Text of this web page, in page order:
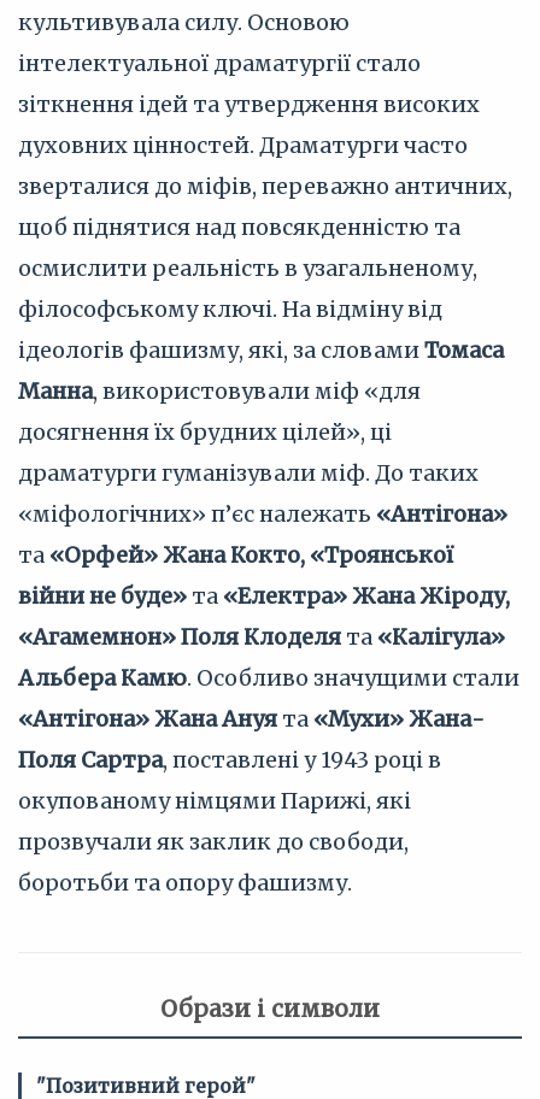
культивувала силу. Основою
інтелектуальної драматургії стало
зіткнення ідей та утвердження високих
духовних цінностей. Драматурги часто
зверталися до міфів, переважно античних,
щоб піднятися над повсякденністю та
осмислити реальність в узагальненому,
філософському ключі. На відміну від
ідеологів фашизму, які, за словамиТомаса
Манна, використовували міф «для
досягнення їх брудних цілей», ці
драматурги гуманізували міф. До таких
«міфологічних» п’єс належать «Антігона»
та «Орфей» Жана Кокто, «Троянської
війни не буде» та «Електра» Жана Жіроду,
«Агамемнон» Поля Клоделя та «Калігула»
Альбера Камю. Особливо значущими стали
«Антігона» Жана Ануя та «Мухи» Жана-
Поля Сартра, поставлені у 1943 році в
окупованому німцями Парижі, які
прозвучали як заклик до свободи,
боротьби та опору фашизму.
Образи і символи
"Позитивний герой"